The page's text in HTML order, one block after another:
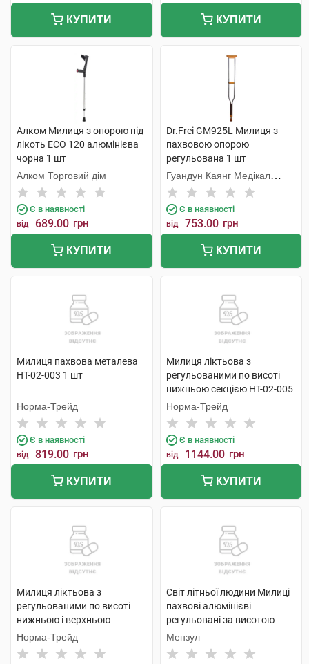
КУПИТИ КУПИТИ
Алком Милиця з опорою під
лікоть ECO 120 алюмінієва
чорна 1 шт
Алком Торговий дім
Є в наявності
від 689.00 грн
КУПИТИ
Dr.Frei GM925L Милиця з
пахвовою опорою
регульована 1 шт
Гуандун Каянг Медікал
Технолоджі
Є в наявності
від 753.00 грн
КУПИТИ
Милиця пахвова металева
НТ-02-003 1 шт
Норма-Трейд
Є в наявності
від 819.00 грн
КУПИТИ
Милиця ліктьова з
регульованими по висоті
нижньою секцією НТ-02-005
1 шт
Норма-Трейд
Є в наявності
від 1144.00 грн
КУПИТИ
Милиця ліктьова з
регульованими по висоті
нижньою і верхньою
секціями НТ-02-008 1 шт
Норма-Трейд
Світ літньої людини Милиці
пахвові алюмінієві
регульовані за висотою
двостійкові з м'якими
опорами розмір M
KJT906BM 1 пара
Мензул